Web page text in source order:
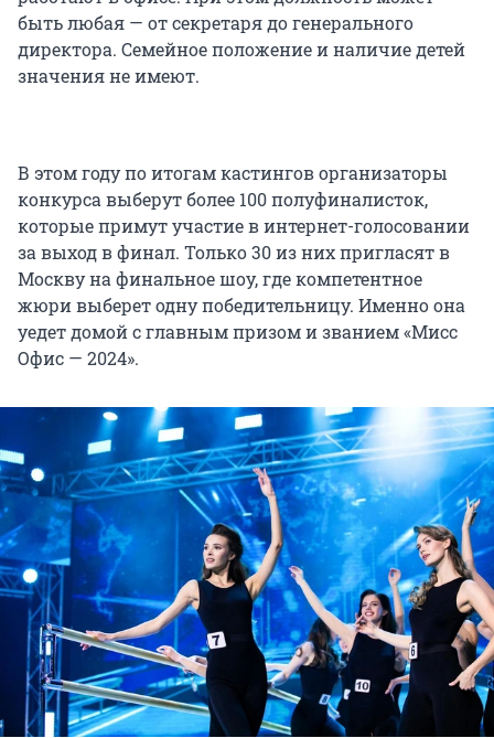
быть любая — от секретаря до генерального
директора. Семейное положение и наличие детей
значения не имеют.
В этом году по итогам кастингов организаторы
конкурса выберут более 100 полуфиналисток,
которые примут участие в интернет-голосовании
за выход в финал. Только 30 из них пригласят в
Москву на финальное шоу, где компетентное
жюри выберет одну победительницу. Именно она
уедет домой с главным призом и званием «Мисс
Офис — 2024».